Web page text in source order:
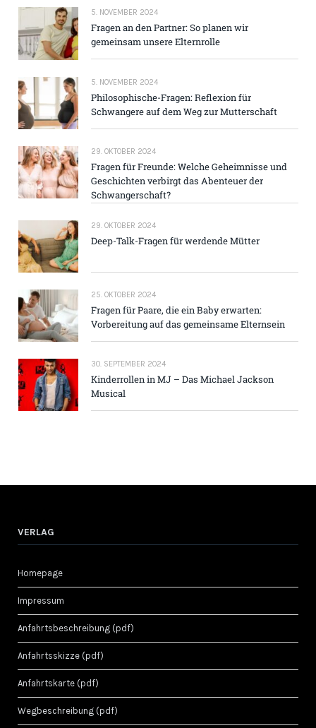
5. NOVEMBER 2024
Fragen an den Partner: So planen wir
gemeinsam unsere Elternrolle
5. NOVEMBER 2024
Philosophische-Fragen: Reflexion für
Schwangere auf dem Weg zur Mutterschaft
29. OKTOBER 2024
Fragen für Freunde: Welche Geheimnisse und
Geschichten verbirgt das Abenteuer der
Schwangerschaft?
29. OKTOBER 2024
Deep-Talk-Fragen für werdende Mütter
25. OKTOBER 2024
Fragen für Paare, die ein Baby erwarten:
Vorbereitung auf das gemeinsame Elternsein
30. SEPTEMBER 2024
Kinderrollen in MJ – Das Michael Jackson
Musical
VERLAG
Homepage
Impressum
Anfahrtsbeschreibung (pdf)
Anfahrtsskizze (pdf)
Anfahrtskarte (pdf)
Wegbeschreibung (pdf)